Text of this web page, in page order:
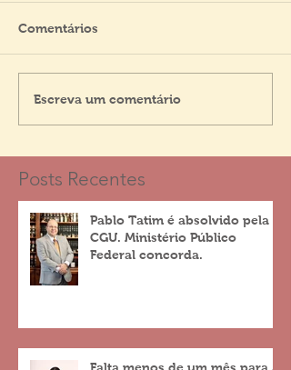
Comentários
Escreva um comentário
Posts Recentes
Pablo Tatim é absolvido pela
CGU. Ministério Público
Federal concorda.